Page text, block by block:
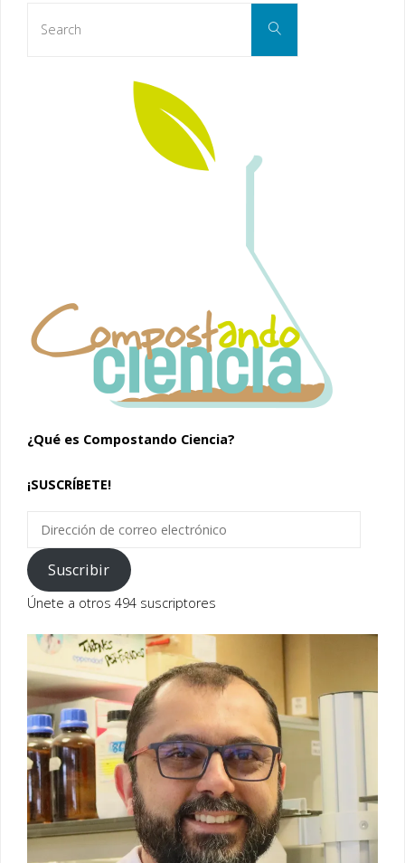
Search
¿Qué es Compostando Ciencia?
¡SUSCRÍBETE!
Dirección
correo
electrónico
Suscribir
Únete a otros 494 suscriptores